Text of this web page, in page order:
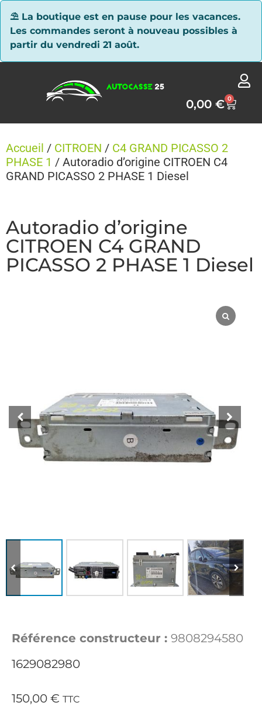
⛱ La boutique est en pause pour les vacances.
Les commandes seront à nouveau possibles à
partir du vendredi 21 août.
0,00€ 0
Accueil / CITROEN / C4 GRAND PICASSO 2
PHASE 1 / Autoradio d’origine CITROEN C4
GRAND PICASSO 2 PHASE 1 Diesel
Autoradio d’origine
CITROEN C4 GRAND
PICASSO 2 PHASE 1 Diesel
Référence constructeur : 9808294580
1629082980
150,00 € TTC
Panneau de gestion des cookies